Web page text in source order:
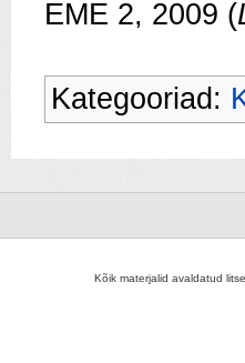
EME 2, 2009 (
Kategooriad:
Kõik materjalid avaldatud